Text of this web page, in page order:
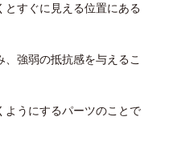
とすぐに見える位置にある
強弱の抵抗感を与えるこ
ようにするパーツのことで